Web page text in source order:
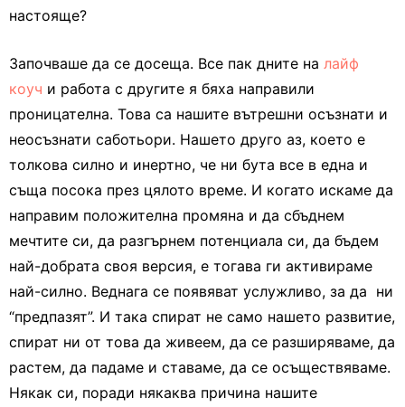
настояще?
Започваше да се досеща. Все пак дните на лайф
коуч и работа с другите я бяха направили
проницателна. Това са нашите вътрешни осъзнати и
неосъзнати саботьори. Нашето друго аз, което е
толкова силно и инертно, че ни бута все в една и
съща посока през цялото време. И когато искаме да
направим положителна промяна и да сбъднем
мечтите си, да разгърнем потенциала си, да бъдем
най-добрата своя версия, е тогава ги активираме
най-силно. Веднага се появяват услужливо, за да ни
“предпазят”. И така спират не само нашето развитие,
спират ни от това да живеем, да се разширяваме, да
растем, да падаме и ставаме, да се осъществяваме.
Някак си, поради някаква причина нашите